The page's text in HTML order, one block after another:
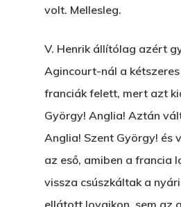
volt. Mellesleg.
V. Henrik állítólag azért
Agincourt-nál a
franciák felett, mert azt
György! Anglia! Aztán
Anglia! Szent György! és
az eső, amiben a francia
vissza csúszkáltak a
ellátott lovaikon, sem az